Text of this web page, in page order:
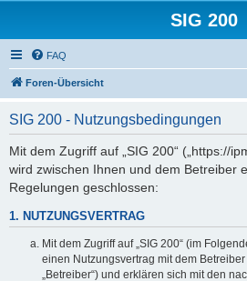
SIG 200
FAQ
Foren-Übersicht
SIG 200 - Nutzungsbedingungen
Mit dem Zugriff auf „SIG 200“ („https://
wird zwischen Ihnen und dem Betreiber
Regelungen geschlossen:
1. NUTZUNGSVERTRAG
Mit dem Zugriff auf „SIG 200“ (im
einen Nutzungsvertrag mit dem
„Betreiber“) und erklären sich mit den